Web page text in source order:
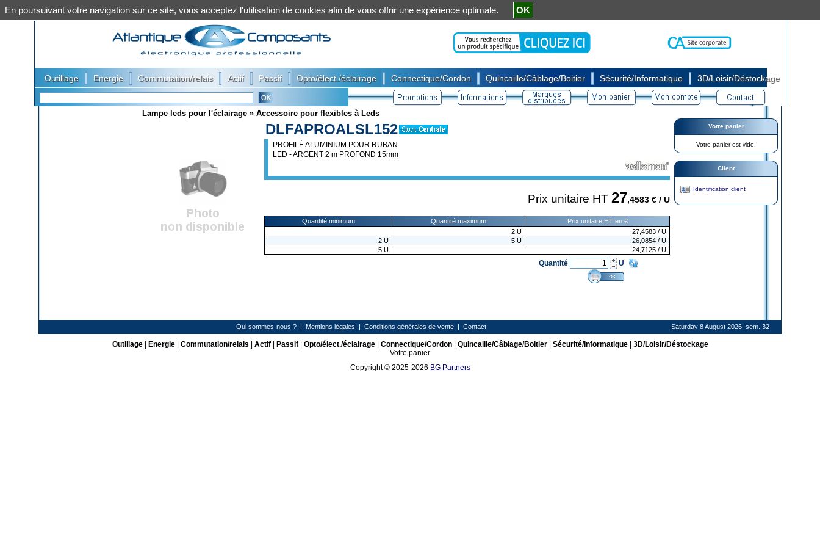
Outillage Energie Commutation/relais Actif Passif Opto/élect./éclairage Connectique/Cordon Quincaille/Câblage/Boitier Sécurité/Informatique 3D/Loisir/Déstockage
Lampe leds pour l'éclairage » Accessoire pour flexibles à Leds
DLFAPROALSL152
PROFILÉ ALUMINIUM POUR RUBAN
LED - ARGENT 2 m PROFOND 15mm
Prix unitaire HT 27,4583 € / U
Quantité minimum Quantité maximum
Prix unitaire HT en €
2 U 27,4583 / U
2 U 5 U 26,0854 / U
5 U 24,7125 / U
Quantité U
Votre panier
Votre panier est vide.
Client
Identification client
Qui sommes-nous ?| Mentions légales | Conditions générales de vente| Contact Saturday 8 August 2026. sem. 32
Outillage| Energie| Commutation/relais Actif| Passif| Opto/élect./éclairage| Connectique/Cordon| Quincaille/Câblage/Boitier| Sécurité/Informatique| 3D/Loisir/Déstockage
Votre panier
Copyright © 2025-2026 BG Partners
En poursuivant votre navigation sur ce site, vous acceptez l'utilisation de cookies afin de vous offrir une expérience optimale. OK